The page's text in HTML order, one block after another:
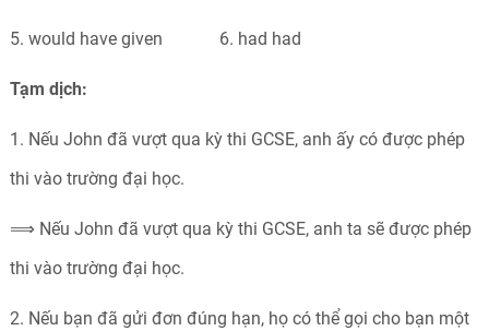
5. would have given 6. had had
Tạm dịch:
1. Nếu John đã vượt qua kỳ thi GCSE, anh ấy có được phép
thi vào trường đại học.
⟹ Nếu John đã vượt qua kỳ thi GCSE, anh ta sẽ được phép
thi vào trường đại học.
2. Nếu bạn đã gửi đơn đúng hạn, họ có thể gọi cho bạn một